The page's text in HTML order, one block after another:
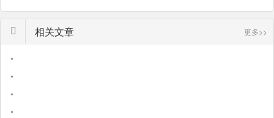
相关文章 更多>>
•
•
•
•